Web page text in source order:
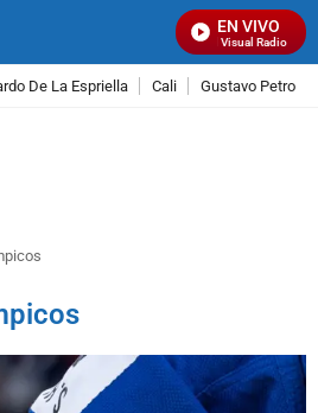
EN VIVO
Señal Visual Radio
De La Espriella Cali Gustavo Petro